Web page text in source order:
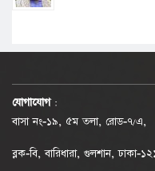
যোগাযোগ :
বাসা নং-১৯, ৫ম তলা, রোড-৭/এ,
ব্লক-বি, বারিধারা, গুলশান, ঢাকা-